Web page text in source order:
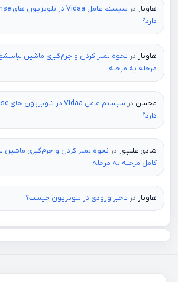
هاوناز در
دارد؟
هاوناز در نحوه تمیز کردن و جرم‌گیری ماشین
مرحله به مرحله
محسن در
دارد؟
شادی علیپور در نحوه تمیز کردن و جرم‌گیری ماشین
کامل مرحله به مرحله
هاوناز در تاخیر ورودی در تلویزیون چیست؟